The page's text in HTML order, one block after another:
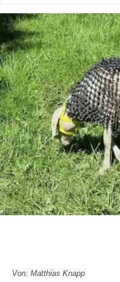
Von: Matthias Knapp